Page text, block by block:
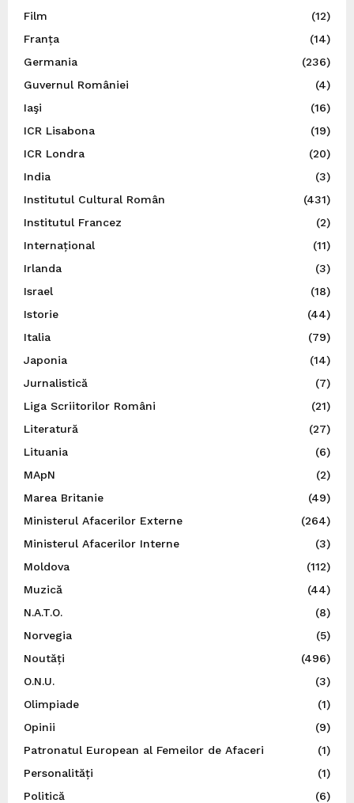
Film
(12)
Franța
(14)
Germania
(236)
Guvernul României
(4)
Iaşi
(16)
ICR Lisabona
(19)
ICR Londra
(20)
India
(3)
Institutul Cultural Român
(431)
Institutul Francez
(2)
Internațional
(11)
Irlanda
(3)
Israel
(18)
Istorie
(44)
Italia
(79)
Japonia
(14)
Jurnalistică
(7)
Liga Scriitorilor Români
(21)
Literatură
(27)
Lituania
(6)
MApN
(2)
Marea Britanie
(49)
Ministerul Afacerilor Externe
(264)
Ministerul Afacerilor Interne
(3)
Moldova
(112)
Muzică
(44)
N.A.T.O.
(8)
Norvegia
(5)
Noutăți
(496)
O.N.U.
(3)
Olimpiade
(1)
Opinii
(9)
Patronatul European al Femeilor de Afaceri
(1)
Personalități
(1)
Politică
(6)